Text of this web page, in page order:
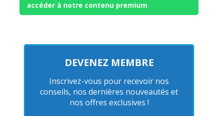
accéder à notre contenu premium
DEVENEZ MEMBRE
Inscrivez-vous pour recevoir nos
conseils, nos dernières nouveautés et
nos offres exclusives !